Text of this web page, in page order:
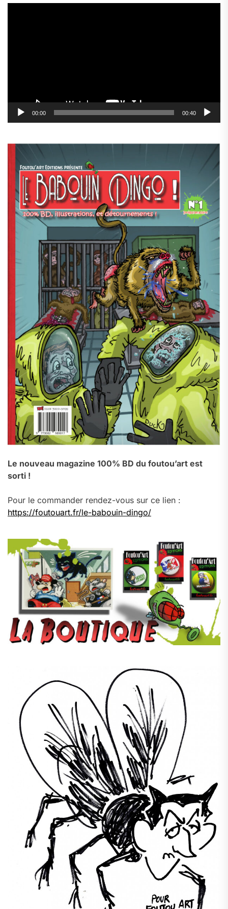
00:00 00:40
Le nouveau magazine 100% BD du foutou’art est
sorti !
Pour le commander rendez-vous sur ce lien :
https://foutouart.fr/le-babouin-dingo/